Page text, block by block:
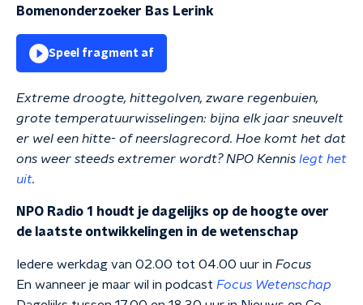
Bomenonderzoeker Bas Lerink
Speel fragment af
Extreme droogte, hittegolven, zware regenbuien,
grote temperatuurwisselingen: bijna elk jaar sneuvelt
er wel een hitte- of neerslagrecord. Hoe komt het dat
ons weer steeds extremer wordt? NPO Kennis legt het
uit.
NPO Radio 1 houdt je dagelijks op de hoogte over
de laatste ontwikkelingen in de wetenschap
Iedere werkdag van 02.00 tot 04.00 uur in Focus
En wanneer je maar wil in podcast Focus Wetenschap